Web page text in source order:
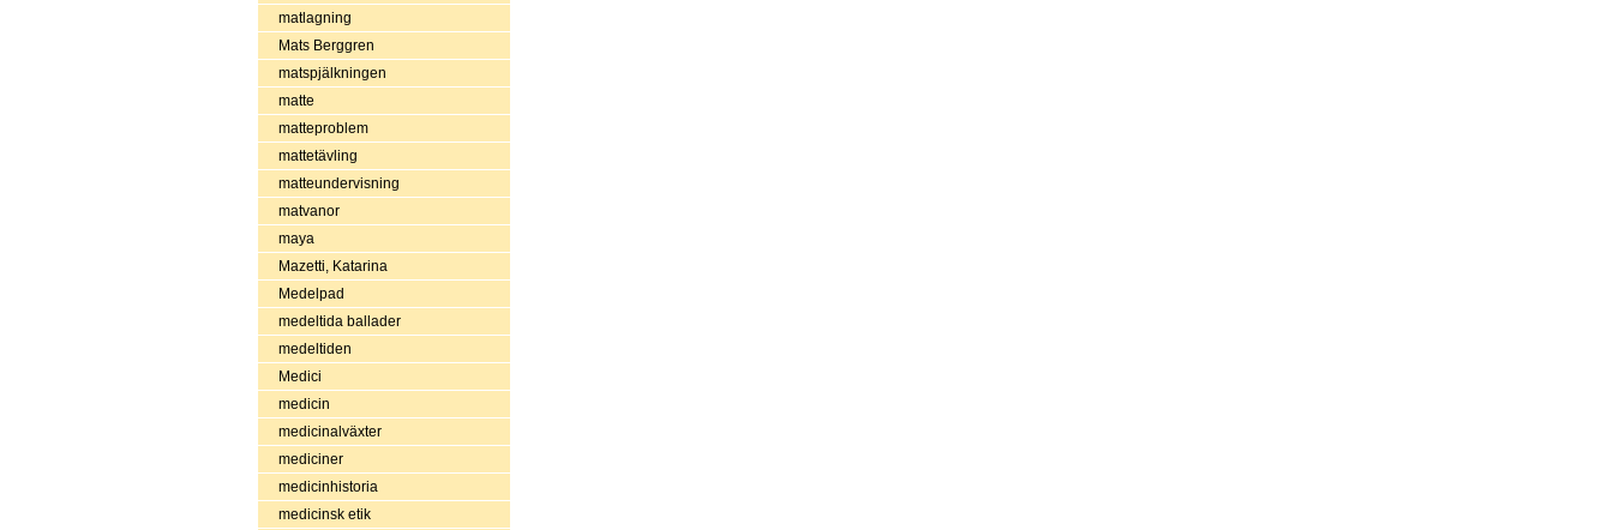
matlagning
Mats Berggren
matspjälkningen
matte
matteproblem
mattetävling
matteundervisning
matvanor
maya
Mazetti, Katarina
Medelpad
medeltida ballader
medeltiden
Medici
medicin
medicinalväxter
mediciner
medicinhistoria
medicinsk etik